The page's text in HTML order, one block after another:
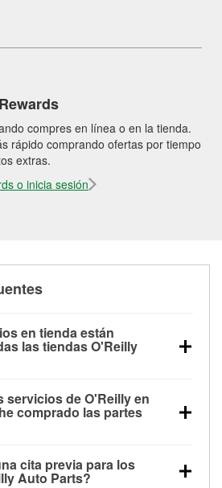
compres en línea o en la tienda.
rápido comprando ofertas por tiempo
extras.
o inicia sesión
en tienda están
las tiendas O'Reilly
pruebas de alternador y
de la luz “Check Engine”
e instalación de
están disponibles en
Auto Parts. La tienda
servicios de O'Reilly en
comprado las partes
que estén disponibles en la
cita previa para los
Auto Parts?